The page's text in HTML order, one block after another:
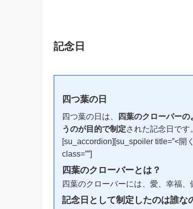
記念日
四つ葉の日
四つ葉の日は、
四葉のクローバー
うのが目的で制定された記念日です
[su_accordion][su_spoiler title=”<開
class=””]
四葉のクローバーとは？
四葉のクローバーには、愛、幸福、
記念日として制定したのは誰な